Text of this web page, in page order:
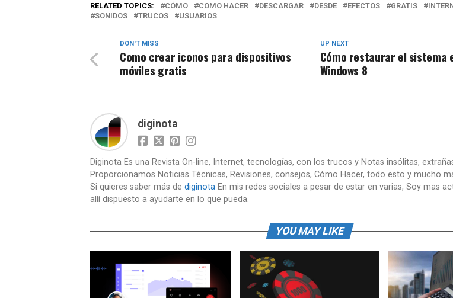
RELATED TOPICS: CÓMO COMO HACER DESCARGAR DESDE EFECTOS GRATIS
SONIDOS
TRUCOS USUARIOS
UP NEXT
Cómo restaurar el sistema
Windows 8
DON'T MISS
Como crear iconos para dispositivos
móviles gratis
diginota
Diginota Es una Revista On-line, Internet, tecnologías, con los trucos y Notas insólitas,
Proporcionamos Noticias Técnicas, Revisiones, consejos, Cómo Hacer, todo esto y mucho
Si quieres saber más de diginota En mis redes sociales a pesar de estar en varias, Soy mas
allí dispuesto a ayudarte en lo que pueda.
YOU MAY LIKE